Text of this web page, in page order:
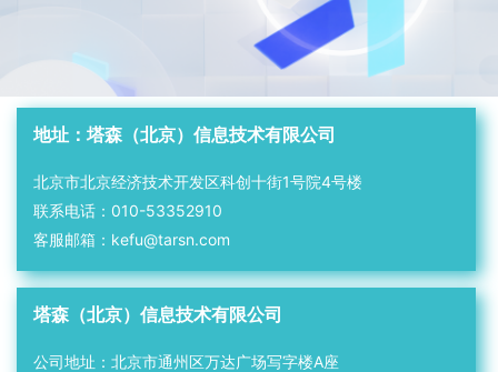
地址：塔森（北京）信息技术有限公司
北京市北京经济技术开发区科创十街1号院4号楼
联系电话：010-53352910
客服邮箱：kefu@tarsn.com
塔森（北京）信息技术有限公司
公司地址：北京市通州区万达广场写字楼A座